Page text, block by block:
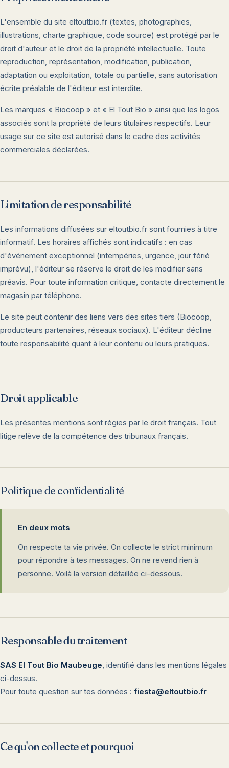
L'ensemble du site eltoutbio.fr (textes, photographies,
illustrations, charte graphique, code source) est protégé par le
droit d'auteur et le droit de la propriété intellectuelle. Toute
reproduction, représentation, modification, publication,
adaptation ou exploitation, totale ou partielle, sans autorisation
écrite préalable de l'éditeur est interdite.
Les marques « Biocoop » et « El Tout Bio » ainsi que les logos
associés sont la propriété de leurs titulaires respectifs. Leur
usage sur ce site est autorisé dans le cadre des activités
commerciales déclarées.
Limitation de responsabilité
Les informations diffusées sur eltoutbio.fr sont fournies à titre
informatif. Les horaires affichés sont indicatifs : en cas
d'événement exceptionnel (intempéries, urgence, jour férié
imprévu), l'éditeur se réserve le droit de les modifier sans
préavis. Pour toute information critique, contacte directement le
magasin par téléphone.
Le site peut contenir des liens vers des sites tiers (Biocoop,
producteurs partenaires, réseaux sociaux). L'éditeur décline
toute responsabilité quant à leur contenu ou leurs pratiques.
Droit applicable
Les présentes mentions sont régies par le droit français. Tout
litige relève de la compétence des tribunaux français.
Politique de confidentialité
En deux mots
On respecte ta vie privée. On collecte le strict minimum
pour répondre à tes messages. On ne revend rien à
personne. Voilà la version détaillée ci-dessous.
Responsable du traitement
SAS El Tout Bio Maubeuge, identifié dans les mentions légales
ci-dessus.
Pour toute question sur tes données : fiesta@eltoutbio.fr
Ce qu'on collecte et pourquoi